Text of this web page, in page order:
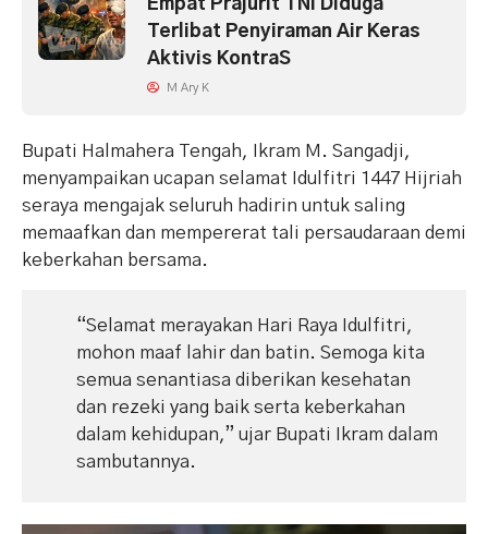
Empat Prajurit TNI Diduga
Terlibat Penyiraman Air Keras
Aktivis KontraS
M Ary K
Bupati Halmahera Tengah, Ikram M. Sangadji,
menyampaikan ucapan selamat Idulfitri 1447 Hijriah
seraya mengajak seluruh hadirin untuk saling
memaafkan dan mempererat tali persaudaraan demi
keberkahan bersama.
“Selamat merayakan Hari Raya Idulfitri,
mohon maaf lahir dan batin. Semoga kita
semua senantiasa diberikan kesehatan
dan rezeki yang baik serta keberkahan
dalam kehidupan,” ujar Bupati Ikram dalam
sambutannya.